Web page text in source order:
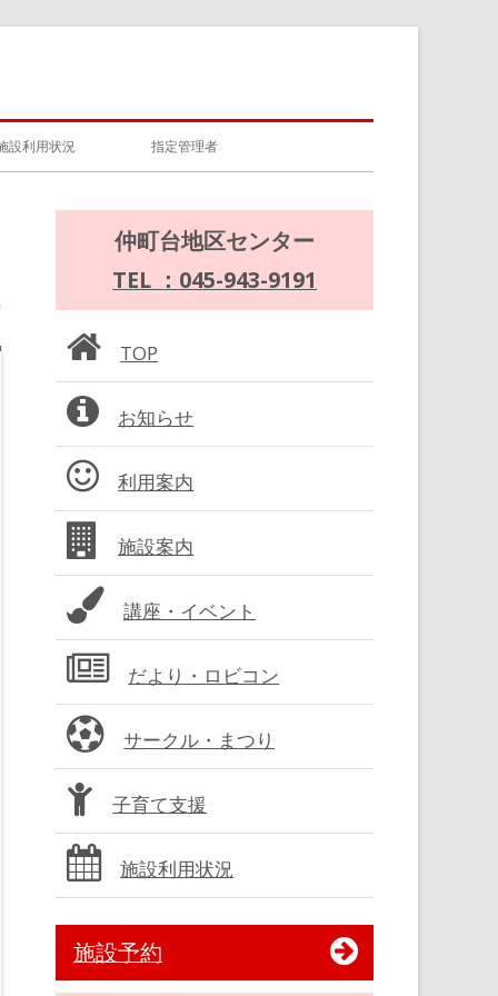
設利用状況 指定管理者
ン
サ
イ
ド
バ
ー
仲町台地区センター
TEL ：045-943-9191
TOP
お知らせ
利用案内
施設案内
講座・イベント
だより・ロビコン
サークル・まつり
子育て支援
施設利用状況
施設予約